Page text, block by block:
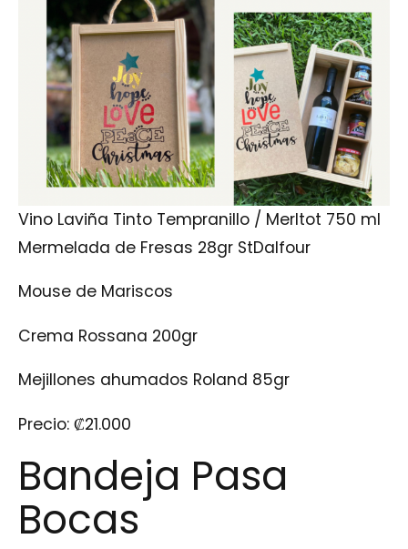
Vino Laviña Tinto Tempranillo / Merltot 750 ml
Mermelada de Fresas 28gr StDalfour
Mouse de Mariscos
Crema Rossana 200gr
Mejillones ahumados Roland 85gr
Precio: ₡21.000
Bandeja Pasa
Bocas